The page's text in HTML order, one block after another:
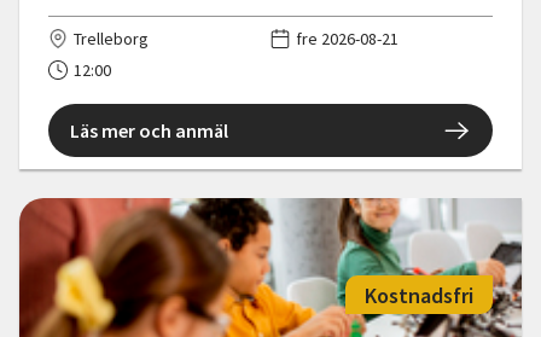
Trelleborg
fre 2026-08-21
12:00
Läs mer och anmäl
Kostnadsfri